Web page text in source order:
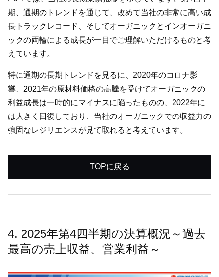
期、通期のトレンドを通じて、改めて当社の非常に高い成
長トラックレコード、そしてオーガニックとインオーガニ
ックの両輪による成長が一目でご理解いただけるものと考
えています。
特に通期の長期トレンドを見るに、2020年のコロナ影
響、2021年の原材料価格の高騰を受けてオーガニックの
利益成長は一時的にマイナスに陥ったものの、2022年に
は大きく回復しており、当社のオーガニックでの収益力の
強固なレジリエンスが見て取れると考えています。
TOPに戻る
4. 2025年第4四半期の決算概況～過去
最高の売上収益、営業利益～